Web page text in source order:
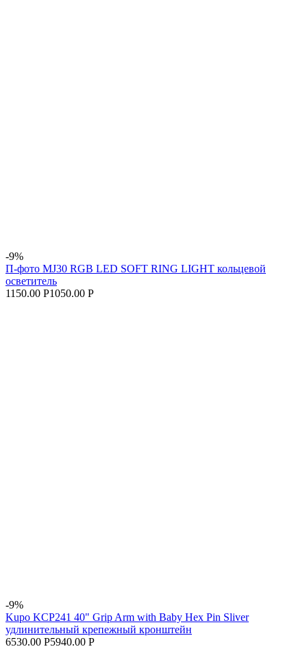
-9%
П-фото MJ30 RGB LED SOFT RING LIGHT кольцевой
осветитель
1150.00 Р1050.00 Р
-9%
Kupo KCP241 40" Grip Arm with Baby Hex Pin Sliver
удлинительный крепежный кронштейн
6530.00 Р5940.00 Р